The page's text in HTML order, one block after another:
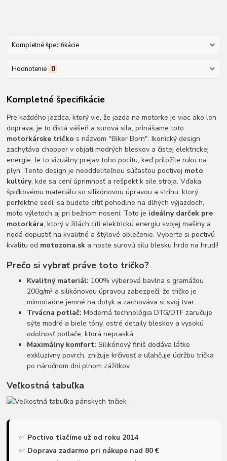
Kompletné špecifikácie
Hodnotenie 0
Kompletné špecifikácie
Pre každého jazdca, ktorý vie, že jazda na motorke je viac ako len
doprava, je to čistá vášeň a surová sila, prinášame toto
motorkárske tričko s názvom "Biker Born". Ikonický design
zachytáva chopper v objatí modrých bleskov a čistej elektrickej
energie. Je to vizuálny prejav toho pocitu, keď priložíte ruku na
plyn. Tento design je neoddeliteľnou súčasťou poctivej moto
kultúry, kde sa cení úprimnosť a rešpekt k sile stroja. Vďaka
špičkovému materiálu so silikónovou úpravou a strihu, ktorý
perfektne sedí, sa budete cítiť pohodlne na dlhých výjazdoch,
moto výletoch aj pri bežnom nosení. Toto je ideálny darček pre
motorkára, ktorý v žilách cíti elektrickú energiu svojej mašiny a
nedá dopustiť na kvalitné a štýlové oblečenie. Vyberte si poctivú
kvalitu od motozona.sk a noste surovú silu blesku hrdo na hrudi!
Prečo si vybrať práve toto tričko?
Kvalitný materiál: 100% výberová bavlna s gramážou
200g/m² a silikónovou úpravou zabezpečí, že tričko je
mimoriadne jemné na dotyk a zachováva si svoj tvar.
Trvácna potlač: Moderná technológia DTG/DTF zaručuje
sýte modré a biele tóny, ostré detaily bleskov a vysokú
odolnosť potlače, ktorá nepraská.
Maximálny komfort: Silikónový finiš dodáva látke
exkluzívny povrch, znižuje krčivosť a uľahčuje údržbu trička
po náročnom dni plnom zážitkov.
Veľkostná tabuľka
✅ Poctivo tlačíme už od roku 2014
✅ Doprava zadarmo pri nákupe nad 80 €